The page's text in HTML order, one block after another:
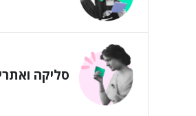
סליקה